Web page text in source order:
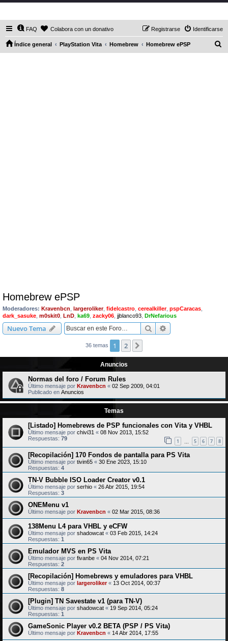
FAQ Colabora con un donativo Identificarse
Registrarse
Índice general PlayStation Vita Homebrew Homebrew ePSP
Homebrew ePSP
Moderadores: Kravenbcn largeroliker, fidelcastro cerealkiller, pspCaracas
dark_sasuke m0skit0 LnD ka69 zacky06 jjblanco93 DrNefarious
Nuevo Tema Buscar
36 temas 1 2
Anuncios
Normas del foro / Forum Rules
Último mensaje por Kravenbcn « 02 Sep 2009, 04:01
Publicado en Anuncios
Temas
[Listado] Homebrews de PSP funcionales con Vita y VHBL
Último mensaje por chivi31 « 08 Nov 2013, 15:52
Respuestas: 79 1 5 6 7 8
[Recopilación] 170 Fondos de pantalla para PS Vita
Último mensaje por tivin65 « 30 Ene 2023, 15:10
Respuestas: 4
TN-V Bubble ISO Loader Creator v0.1
Último mensaje por serhio « 26 Abr 2015, 19:54
Respuestas: 3
ONEMenu v1
Último mensaje por Kravenbcn « 02 Mar 2015, 08:36
138Menu L4 para VHBL y eCFW
Último mensaje por shadowcat « 03 Feb 2015, 14:24
Respuestas: 1
Emulador MVS en PS Vita
Último mensaje por fivanbe « 04 Nov 2014, 07:21
Respuestas: 2
[Recopilación] Homebrews y emuladores para VHBL
Último mensaje por largeroliker« 13 Oct 2014, 00:37
Respuestas: 8
[Plugin] TN Savestate v1 (para TN-V)
Último mensaje por shadowcat « 19 Sep 2014, 05:24
Respuestas: 1
GameSonic Player v0.2 BETA (PSP / PS Vita)
Último mensaje por Kravenbcn « 14 Abr 2014, 17:55